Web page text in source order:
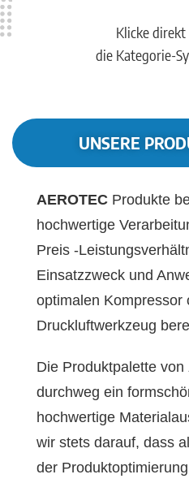
Klicke direkt
die Kategorie-
UNSERE
AEROTEC Produkte
hochwertige
Preis -
Einsatzzweck und
optimalen Kompressor
Druckluftwerkzeug
Die Produktpalette von
durchweg ein
hochwertige
wir stets darauf, dass
der